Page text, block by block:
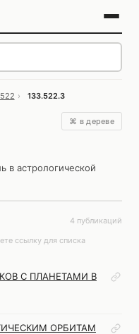
› 133.522.3
⌘ в дереве
в астрологической
4 публикаций
ссылку для списка
С ПЛАНЕТАМИ В
ОРБИТАМ